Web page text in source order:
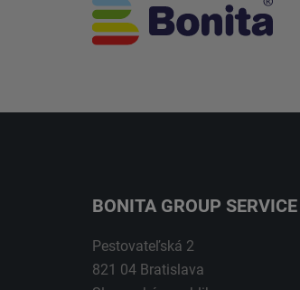
BONITA GROUP
Pestovateľská 2
821 04 Bratislava